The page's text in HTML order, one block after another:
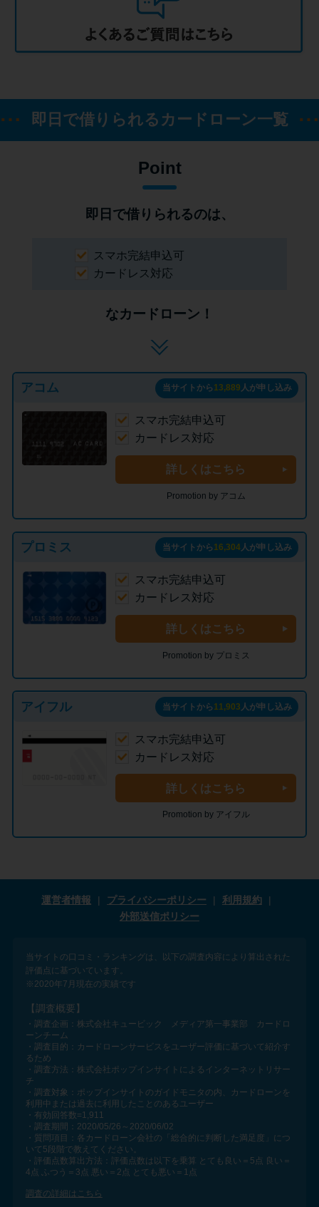
即日で借りられるカードローン一覧
Point
即日で借りられるのは、
スマホ完結申込可
カードレス対応
なカードローン！
アコム 当サイトから13,889 人が申し込み
スマホ完結申込可
カードレス対応
詳しくはこちら
Promotion by アコム
プロミス 当サイトから16,304人が申し込み
スマホ完結申込可
カードレス対応
詳しくはこちら
Promotion by プロミス
アイフル 当サイトから11,903 人が申し込み
スマホ完結申込可
カードレス対応
詳しくはこちら
Promotion by アイフル
運営者情報 プライバシーポリシー
利用規約
外部送信ポリシー
当サイトの口コミ・ランキングは、以下の調査内容により算出された
評価点に基づいています。
※2020年7月現在の実績です
【調査概要】
・調査企画：株式会社キュービック メディア第一事業部 カードロ
ーンチーム
・調査目的：カードローンサービスをユーザー評価に基づいて紹介す
るため
・調査方法：株式会社ポップインサイトによるインターネットリサー
チ
・調査対象：ポップインサイトのガイドモニタの内、カードローンを
利用中または過去に利用したことのあるユーザー
・有効回答数=1,911
・調査期間：2020/05/26～2020/06/02
・質問項目：各カードローン会社の「総合的に判断した満足度」につ
いて5段階で教えてください。
・評価点数算出方法：評価点数は以下を乗算 とても良い＝5点 良い＝
4点 ふつう＝3点 悪い＝2点 とても悪い＝1点
調査の詳細はこちら